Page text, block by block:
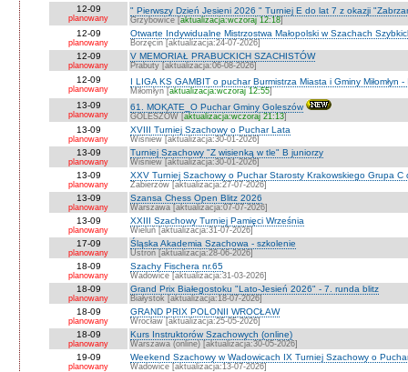
12-09
planowany
" Pierwszy Dzień Jesieni 2026 " Turniej E do lat 7 z okazji
Grzybowice [aktualizacja:wczoraj 12:18]
12-09
planowany
Otwarte Indywidualne Mistrzostwa Małopolski w Szachach
Borzęcin [aktualizacja:24-07-2026]
12-09
planowany
V MEMORIAŁ PRABUCKICH SZACHISTÓW
Prabuty [aktualizacja:06-08-2026]
12-09
planowany
I LIGA KS GAMBIT o puchar Burmistrza Miasta i Gminy Miłomłyn -
Miłomłyn [aktualizacja:wczoraj 12:55]
13-09
planowany
61. MOKATE_O Puchar Gminy Goleszów
GOLESZÓW [aktualizacja:wczoraj 21:13]
13-09
planowany
XVIII Turniej Szachowy o Puchar Lata
Wiśniew [aktualizacja:30-01-2026]
13-09
planowany
Turniej Szachowy "Z wisienką w tle" B juniorzy
Wiśniew [aktualizacja:30-01-2026]
13-09
planowany
XXV Turniej Szachowy o Puchar Starosty Krakowskiego Grupa C
Zabierzów [aktualizacja:27-07-2026]
13-09
planowany
Szansa Chess Open Blitz 2026
Warszawa [aktualizacja:07-07-2026]
13-09
planowany
XXIII Szachowy Turniej Pamięci Września
Wieluń [aktualizacja:31-07-2026]
17-09
planowany
Śląska Akademia Szachowa - szkolenie
Ustroń [aktualizacja:28-06-2026]
18-09
planowany
Szachy Fischera nr.65
Wadowice [aktualizacja:31-03-2026]
18-09
planowany
Grand Prix Białegostoku "Lato-Jesień 2026" - 7. runda blitz
Białystok [aktualizacja:18-07-2026]
18-09
planowany
GRAND PRIX POLONII WROCŁAW
Wrocław [aktualizacja:25-05-2026]
18-09
planowany
Kurs Instruktorów Szachowych (online)
Warszawa (online) [aktualizacja:30-05-2026]
19-09
planowany
Weekend Szachowy w Wadowicach IX Turniej Szachowy o
Wadowice [aktualizacja:13-07-2026]